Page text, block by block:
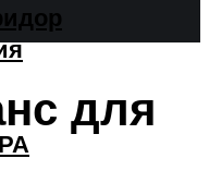
для